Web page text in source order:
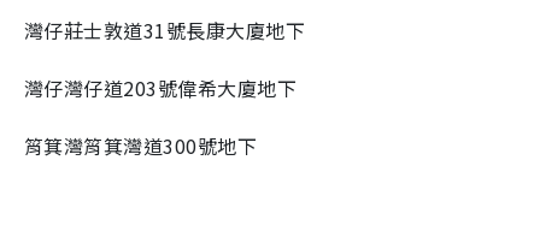
灣仔莊士敦道31號長康大廈地下
灣仔灣仔道203號偉希大廈地下
筲箕灣筲箕灣道300號地下